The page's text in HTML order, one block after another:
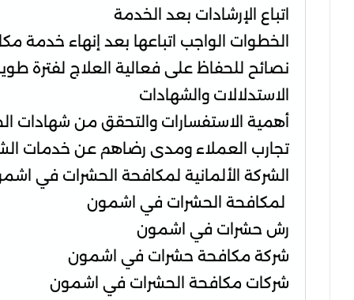
اتباع الإرشادات بعد الخدمة
الخطوات الواجب اتباعها بعد إنهاء خدمة
نصائح للحفاظ على فعالية العلاج لفترة
الاستدلالات والشهادات
أهمية الاستفسارات والتحقق من شهادات
تجارب العملاء ومدى رضاهم عن خدمات
الشركة الألمانية لمكافحة الحشرات في
لمكافحة الحشرات في اشمون
رش حشرات في اشمون
شركة مكافحة حشرات في اشمون
شركات مكافحة الحشرات في اشمون